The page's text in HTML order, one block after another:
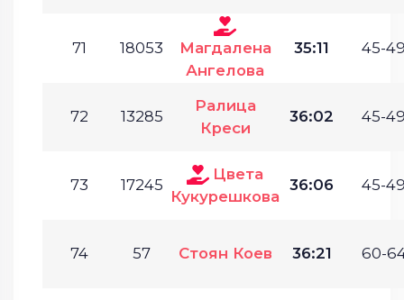
71 18053
Магдалена
Ангелова
35:11 45-
72 13285
Ралица
Креси
36:02 45-
73 17245
Цвета
Кукурешкова
36:06 45-
74 57 Стоян Коев 36:21 60-